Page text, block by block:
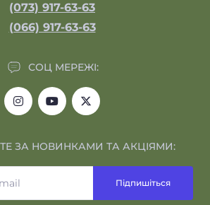
(073) 917-63-63
(066) 917-63-63
СОЦ МЕРЕЖІ:
ЗА НОВИНКАМИ ТА АКЦІЯМИ:
Підпишіться